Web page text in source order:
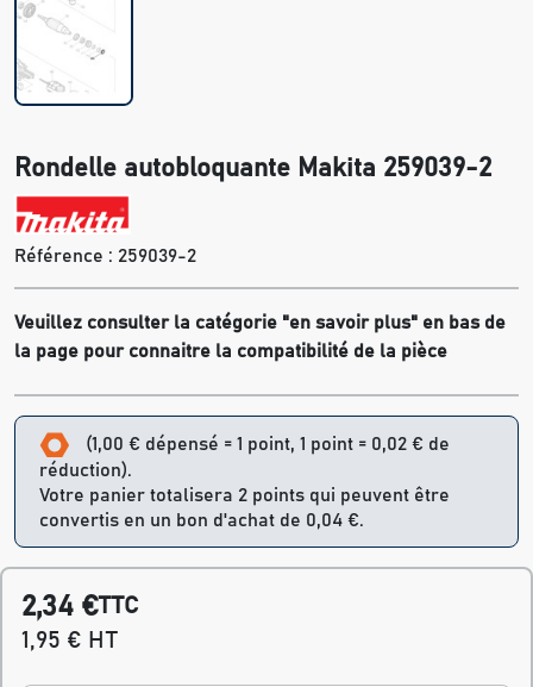
Rondelle autobloquante Makita 259039-2
Référence : 259039-2
Veuillez consulter la catégorie "en savoir plus" en bas de
la page pour connaitre la compatibilité de la pièce
(1,00 € dépensé = 1 point, 1 point = 0,02 € de
réduction).
Votre panier totalisera 2 points qui peuvent être
convertis en un bon d'achat de 0,04 €.
2,34 €TTC
1,95 € HT